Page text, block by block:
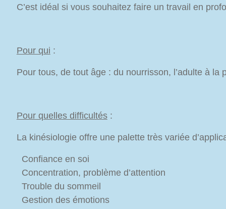
C’est idéal si vous souhaitez faire un travail en
Pour qui :
Pour tous, de tout âge : du nourrisson, l’adulte à la
Pour quelles difficultés:
La kinésiologie offre une palette très variée
Confiance en soi
Concentration, problème d’attention
Trouble du sommeil
Gestion des émotions